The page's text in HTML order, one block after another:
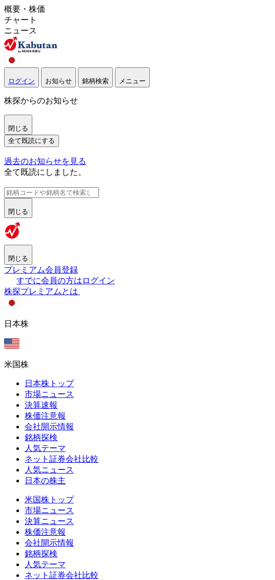
概要・株価
チャート
ニュース
ログイン お知らせ 銘柄検索 メニュー
株探からのお知らせ
閉じる
全て既読にする
過去のお知らせを見る
全て既読にしました。
閉じる
閉じる
プレミアム会員登録
すでに会員の方はログイン
株探プレミアムとは
日本株
米国株
日本株トップ
市場ニュース
決算速報
株価注意報
会社開示情報
銘柄探検
人気テーマ
ネット証券会社比較
人気ニュース
日本の株主
米国株トップ
市場ニュース
決算ニュース
株価注意報
会社開示情報
銘柄探検
人気テーマ
ネット証券会社比較